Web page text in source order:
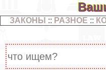
ЗАКОНЫ :: РАЗНОЕ ::